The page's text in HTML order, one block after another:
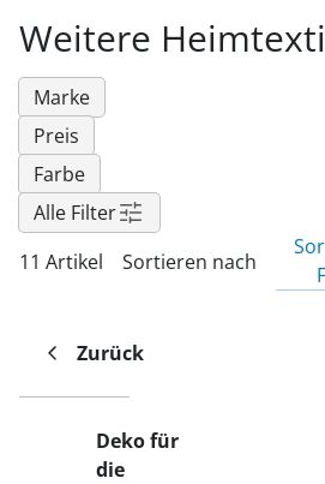
Kälte- & Wärmetherapie
‎ Alle Anzeigen
Urinflaschen &
Nachttöpfe
Elektromobile
Ess- & Trinkhilfen
‎ Alle Anzeigen
Nagel- &
Ohrreiniger
Parfüm
‎ Alle Anzeigen
Kälte- & Wärmetherapie
Massage-Produkte
Sesselschoner
Herrenbekleidung
Herrenschuhe
Mützen & Hüte
‎ Alle Anzeigen
Taschen
Gartenaccessoires
Geschenkideen
Insektenabwehr
Kleinmöbel
‎ Alle Anzeigen
Weitere
Marke
Preis
Farbe
Alle Filter
11 Artikel
Sortieren nach
Zurück
Deko für
die